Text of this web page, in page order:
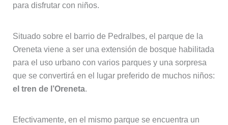
para disfrutar con niños.
Situado sobre el barrio de Pedralbes, el parque de la
Oreneta viene a ser una extensión de bosque habilitada
para el uso urbano con varios parques y una sorpresa
que se convertirá en el lugar preferido de muchos niños:
el tren de l’Oreneta.
Efectivamente, en el mismo parque se encuentra un